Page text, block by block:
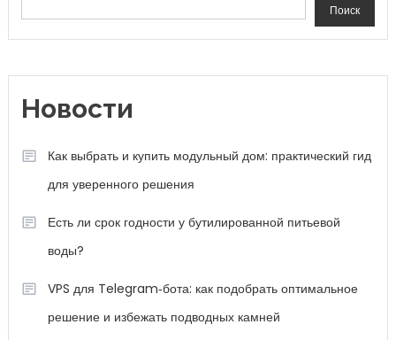
Поиск
Новости
Как выбрать и купить модульный дом: практический гид
для уверенного решения
Есть ли срок годности у бутилированной питьевой
воды?
VPS для Telegram‑бота: как подобрать оптимальное
решение и избежать подводных камней